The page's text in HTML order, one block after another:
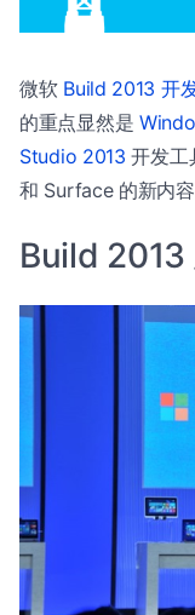
微软 Build 2013 开
的重点显然是
Studio 2013 开发工
和 Surface 的新内容
Build 2013